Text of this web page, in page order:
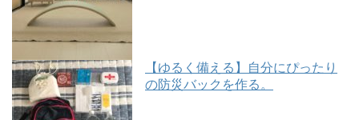
【ゆるく備える】自分にぴったり
の防災バックを作る。